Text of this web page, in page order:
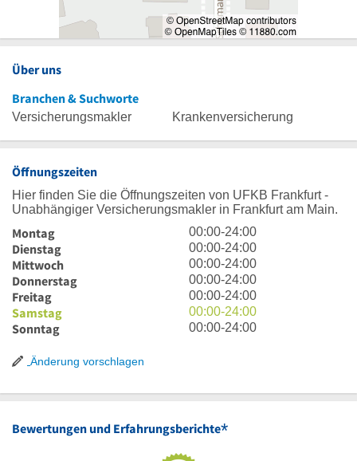
Über uns
Branchen & Suchworte
Versicherungsmakler Krankenversicherung
Öffnungszeiten
Hier finden Sie die Öffnungszeiten von UFKB Frankfurt -
Unabhängiger Versicherungsmakler in Frankfurt am Main.
Montag
0
Uhr
bis
24
Uhr
00:00-24:00
Dienstag
0
Uhr
bis
24
Uhr
00:00-24:00
Mittwoch
0
Uhr
bis
24
Uhr
00:00-24:00
Donnerstag
0
Uhr
bis
24
Uhr
00:00-24:00
Freitag
0
Uhr
bis
00:00-24:00
Samstag
0
Uhr
00:00-24:00
Sonntag
0
00:00-24:00
Änderung vorschlagen
Bewertungen und Erfahrungsberichte*